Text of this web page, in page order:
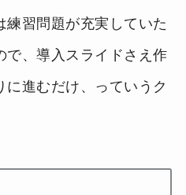
習問題が充実していた
で、導入スライドさえ作
進むだけ、っていうク